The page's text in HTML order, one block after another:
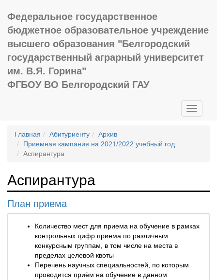
Федеральное государственное
бюджетное образовательное учреждение
высшего образования "Белгородский
государственный аграрный университет
им. В.Я. Горина"
ФГБОУ ВО Белгородский ГАУ
Toggle
Главная
Абитуриенту
Архив
Приемная кампания на 2021/2022 учебный год
Аспирантура
Аспирантура
План приема
Количество мест для приема на обучение в рамках
контрольных цифр приема по различным
конкурсным группам, в том числе на места в
пределах целевой квоты
Перечень научных специальностей, по которым
проводится приём на обучение в данном